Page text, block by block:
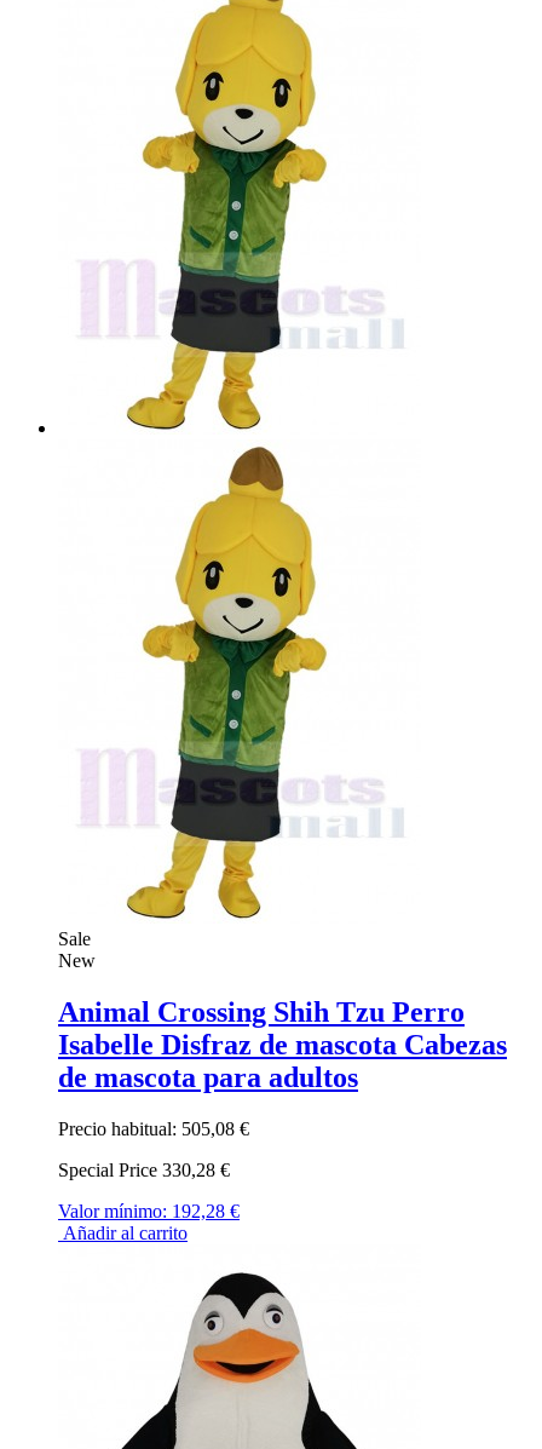
Sale
New
Animal Crossing Shih Tzu Perro
Isabelle Disfraz de mascota Cabezas
de mascota para adultos
Precio habitual: 505,08 €
Special Price 330,28 €
Valor mínimo: 192,28 €
Añadir al carrito